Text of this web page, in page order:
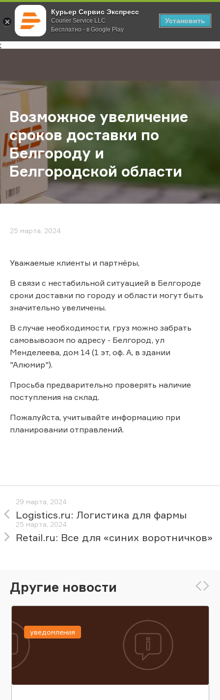
Курьер Сервис Экспресс
Courier Service LLC
Бесплатно - в Google Play
Установить
;
Главная О компании Новости Возможное увеличение сроков
Возможное увеличение
сроков доставки по
Белгороду и
Белгородской области
25 марта, 2024
Уважаемые клиенты и партнёры,
В связи с нестабильной ситуацией в Белгороде
сроки доставки по городу и области могут быть
значительно увеличены.
В случае необходимости, груз можно забрать
самовывозом по адресу - Белгород, ул
Менделеева, дом 14 (1 эт, оф. А, в здании
"Алюмир").
Просьба предварительно проверять наличие
поступления на склад.
Пожалуйста, учитывайте информацию при
планировании отправлений.
29 марта, 2024
Logistics.ru: Логистика для фармы
25 марта, 2024
Retail.ru: Все для «синих воротничков»
Другие новости
уведомления